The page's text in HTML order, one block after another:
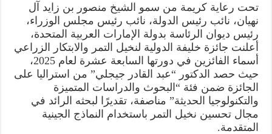
تحت رعاية كريمة من سمو الشيخ منصور بن زايد آل
نهيان، نائب رئيس الدولة، نائب رئيس مجلس الوزراء،
رئيس ديوان الرئاسة بدولة الإمارات العربية المتحدة،
أعلنت جائزة خليفة الدولية لنخيل التمر والابتكار الزراعي
أسماء الفائزين في دورتها السابعة عشرة لعام 2025،
حيث حصد الدكتور “عبد القادر جيجلي” من استراليا على
الجائزة ضمن فئة “البحوث والدراسات المتميزة
والتكنولوجيا الحديثة” مناصفة، تقديرًا لبحثه الرائد في
مجال تحسين نخيل التمر باستخدام النماذج الجينية
المتقدمة.